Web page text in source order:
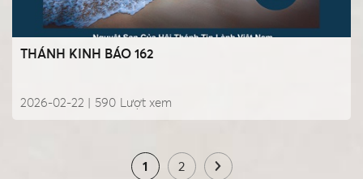
THÁNH KINH BÁO 162
2026-02-22 | Lượt xem
590
1 2